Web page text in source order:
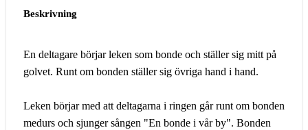
Beskrivning
En deltagare börjar leken som bonde och ställer sig mitt på
golvet. Runt om bonden ställer sig övriga hand i hand.
Leken börjar med att deltagarna i ringen går runt om bonden
medurs och sjunger sången "En bonde i vår by". Bonden